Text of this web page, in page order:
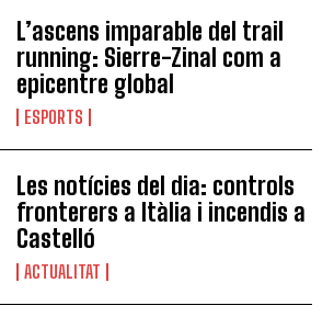
L’ascens imparable del trail
running: Sierre-Zinal com a
epicentre global
ESPORTS
Les notícies del dia: controls
fronterers a Itàlia i incendis a
Castelló
ACTUALITAT